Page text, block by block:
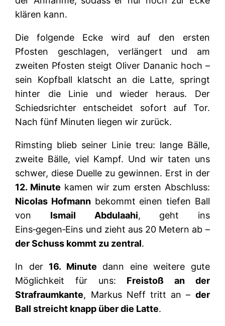
klären kann.
Die folgende Ecke wird auf den ersten
Pfosten geschlagen, verlängert und am
zweiten Pfosten steigt Oliver Dananic hoch –
sein Kopfball klatscht an die Latte, springt
hinter die Linie und wieder heraus. Der
Schiedsrichter entscheidet sofort auf Tor.
Nach fünf Minuten liegen wir zurück.
Rimsting blieb seiner Linie treu: lange Bälle,
zweite Bälle, viel Kampf. Und wir taten uns
schwer, diese Duelle zu gewinnen. Erst in der
12. Minute kamen wir zum ersten Abschluss:
Nicolas Hofmann bekommt einen tiefen Ball
von Ismail Abdulaahi, geht ins
Eins‑gegen‑Eins und zieht aus 20 Metern ab –
der Schuss kommt zu zentral.
In der 16. Minute dann eine weitere gute
Möglichkeit für uns: Freistoß an der
Strafraumkante, Markus Neff tritt an – der
Ball streicht knapp über die Latte.